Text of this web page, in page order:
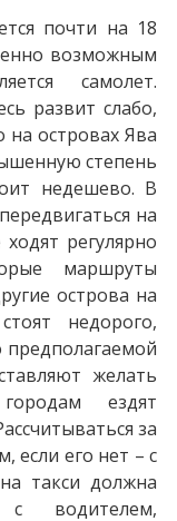
почти на 18
возможным
самолет.
развит слабо,
островах Ява
степень
недешево. В
на
регулярно
маршруты
острова на
недорого,
желать
ездят
за
если его нет – с
такси должна
водителем,